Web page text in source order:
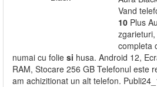
Vand
10 Plus
completa
numai cu folie si husa. Android 12,
RAM, Stocare 256 GB Telefonul este
am achizitionat un alt telefon.